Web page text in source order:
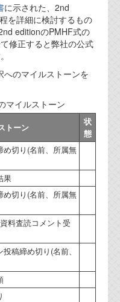
に示された、2nd
を詳細に検討するもの
editionのPMHF式の
修正すると弊社の公式
へのマイルストーンを
イルストーン
トーン
状
態
め切り(名前、所属無
果
め切り(名前、所属無
料査読コメント受
稿締め切り(名前、